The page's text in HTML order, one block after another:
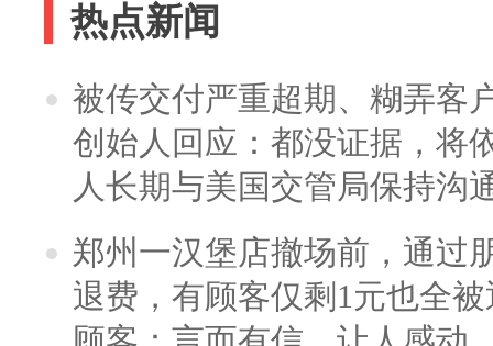
热点新闻
被传交付严重超期、糊弄客
创始人回应：都没证据，将
人长期与美国交管局保持沟
郑州一汉堡店撤场前，通过
退费，有顾客仅剩1元也全